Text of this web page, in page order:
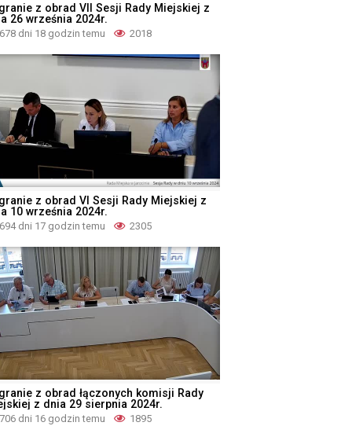
z obrad VII Sesji Rady Miejskiej z
26 września 2024r.
678 dni 18 godzin temu 2018
z obrad VI Sesji Rady Miejskiej z
10 września 2024r.
694 dni 17 godzin temu 2305
z obrad łączonych komisji Rady
z dnia 29 sierpnia 2024r.
706 dni 16 godzin temu 1895